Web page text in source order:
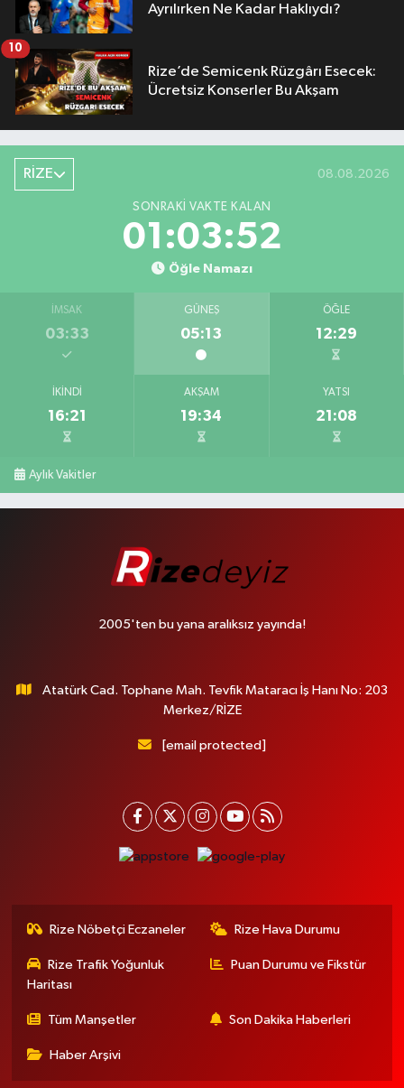
Ayrılırken Ne Kadar Haklıydı?
Rize’de Semicenk Rüzgârı Esecek:
Ücretsiz Konserler Bu Akşam
10
RİZE 08.08.2026
SONRAKI VAKTE KALAN
01:03:51
Öğle Namazı
İMSAK
03:33
GÜNEŞ
05:13
ÖĞLE
12:29
İKINDI
16:21
AKŞAM
19:34
YATSI
21:08
Aylık Vakitler
2005'ten bu yana aralıksız yayında!
Atatürk Cad. Tophane Mah. Tevfik Mataracı İş Hanı No: 203
Merkez/RİZE
[email protected]
Rize Nöbetçi Eczaneler Rize Hava Durumu
Rize Trafik Yoğunluk
Haritası
Puan Durumu ve Fikstür
Tüm Manşetler Son Dakika Haberleri
Haber Arşivi